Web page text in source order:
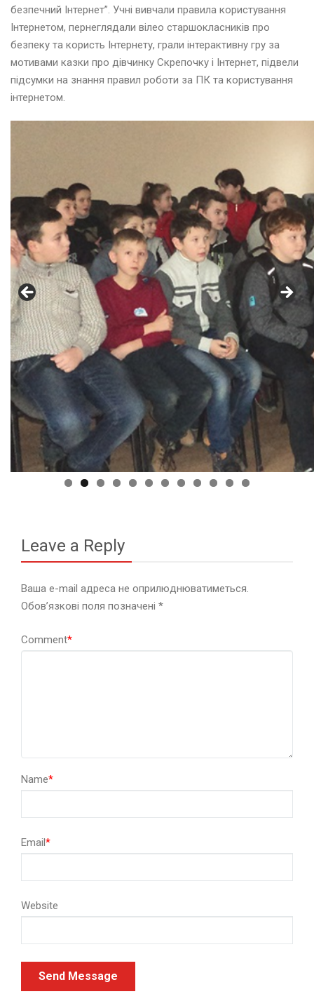
безпечний Інтернет”. Учні вивчали правила користування
Інтернетом, пернеглядали вілео старшокласників про
безпеку та користь Інтернету, грали інтерактивну гру за
мотивами казки про дівчинку Скрепочку і Інтернет, підвели
підсумки на знання правил роботи за ПК та користування
інтернетом.
Leave a Reply
Ваша e-mail адреса не оприлюднюватиметься.
Обов’язкові поля позначені *
Comment*
Name*
Email*
Website